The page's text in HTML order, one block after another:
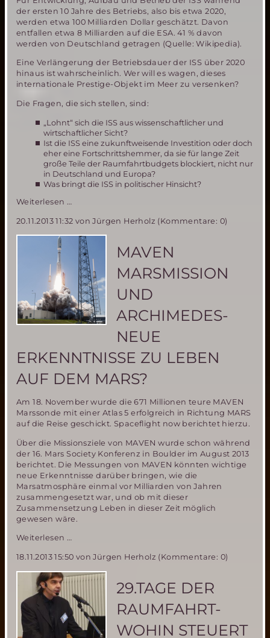
der ersten 10 Jahre des Betriebs, also bis etwa 2020,
werden etwa 100 Milliarden Dollar geschätzt. Davon
entfallen etwa 8 Milliarden auf die ESA. 41 % davon
werden von Deutschland getragen (Quelle: Wikipedia).
Eine Verlängerung der Betriebsdauer der ISS über 2020
hinaus ist wahrscheinlich. Wer will es wagen, dieses
internationale Prestige-Objekt im Meer zu versenken?
Die Fragen, die sich stellen, sind:
„Lohnt“ sich die ISS aus wissenschaftlicher und
wirtschaftlicher Sicht?
Ist die ISS eine zukunftweisende Investition oder doch
eher eine Fortschrittshemmer, da sie für lange Zeit
große Teile der Raumfahrtbudgets blockiert, nicht nur
in Deutschland und Europa?
Was bringt die ISS in politischer Hinsicht?
Weiterlesen …
ein
Wegbereiter
zukünftiger
bemannter
interplanetarer
Missionen?
20.11.2013 11:32 von Jürgen Herholz (Kommentare: 0)
MAVEN
MARSMISSION
UND
ARCHIMEDES-
NEUE
ERKENNTNISSE ZU LEBEN
AUF DEM MARS?
Am 18. November wurde die 671 Millionen teure MAVEN
Marssonde mit einer Atlas 5 erfolgreich in Richtung MARS
auf die Reise geschickt. Spaceflight now berichtet hierzu.
Über die Missionsziele von MAVEN wurde schon während
der 16. Mars Society Konferenz in Boulder im August 2013
berichtet. Die Messungen von MAVEN könnten wichtige
neue Erkenntnisse darüber bringen, wie die
Marsatmosphäre einmal vor Milliarden von Jahren
zusammengesetzt war, und ob mit dieser
Zusammensetzung Leben in dieser Zeit möglich
gewesen wäre.
Weiterlesen …
und
ARCHIMEDES-
Neue
Erkenntnisse
zu
Leben
auf
dem
18.11.2013 15:50 von Jürgen Herholz (Kommentare: 0)
29.TAGE DER
RAUMFAHRT-
WOHIN STEUERT